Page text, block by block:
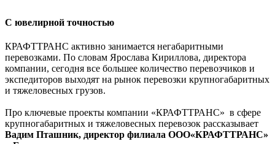
С ювелирной точностью
КРАФТТРАНС активно занимается негабаритными
перевозками. По словам Ярослава Кириллова, директора
компании, сегодня все большее количество перевозчиков и
экспедиторов выходят на рынок перевозки крупногабаритных
и тяжеловесных грузов.
Про ключевые проекты компании «КРАФТТРАНС» в сфере
крупногабаритных и тяжеловесных перевозок рассказывает
Вадим Пташник, директор филиала ООО«КРАФТТРАНС»